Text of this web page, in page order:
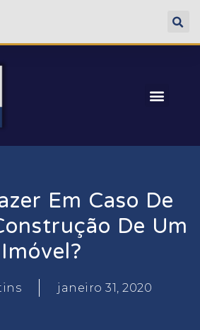
Em Caso De
De Um
Imóvel?
janeiro 31, 2020